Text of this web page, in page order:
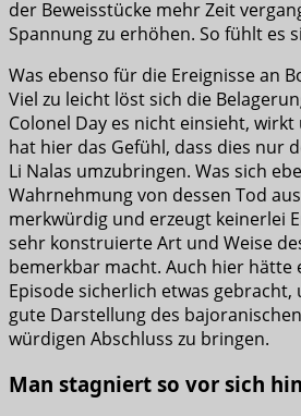
der Beweisstücke mehr Zeit
Spannung zu erhöhen. So fühlt es
Was ebenso für die Ereignisse an
Viel zu leicht löst sich die
Colonel Day es nicht einsieht,
hat hier das Gefühl, dass dies nur
Li Nalas umzubringen. Was sich
Wahrnehmung von dessen Tod
merkwürdig und erzeugt keinerlei
sehr konstruierte Art und Weise
bemerkbar macht. Auch hier hätte
Episode sicherlich etwas gebracht,
gute Darstellung des
würdigen Abschluss zu bringen.
Man stagniert so vor sich hin